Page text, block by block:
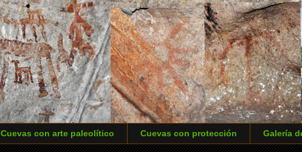
Cuevas con arte paleolítico Cuevas con protección Galería